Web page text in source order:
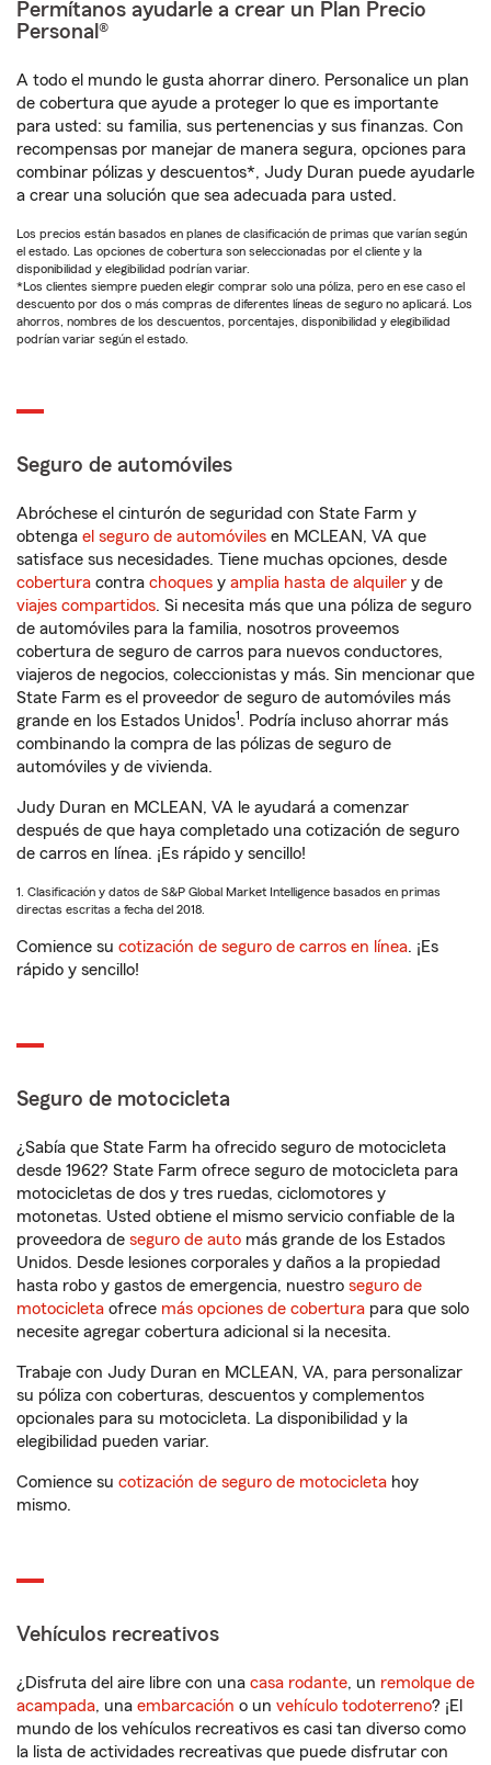
Permítanos ayudarle a crear un Plan Precio
Personal®
A todo el mundo le gusta ahorrar dinero. Personalice un plan
de cobertura que ayude a proteger lo que es importante
para usted: su familia, sus pertenencias y sus finanzas. Con
recompensas por manejar de manera segura, opciones para
combinar pólizas y descuentos*, Judy Duran puede ayudarle
a crear una solución que sea adecuada para usted.
Los precios están basados en planes de clasificación de primas que varían según
el estado. Las opciones de cobertura son seleccionadas por el cliente y la
disponibilidad y elegibilidad podrían variar.
*Los clientes siempre pueden elegir comprar solo una póliza, pero en ese caso el
descuento por dos o más compras de diferentes líneas de seguro no aplicará. Los
ahorros, nombres de los descuentos, porcentajes, disponibilidad y elegibilidad
podrían variar según el estado.
Seguro de automóviles
Abróchese el cinturón de seguridad con State Farm y
obtenga el seguro de automóviles en MCLEAN, VA que
satisface sus necesidades. Tiene muchas opciones, desde
cobertura contra choques y amplia hasta de alquiler y de
viajes compartidos. Si necesita más que una póliza de seguro
de automóviles para la familia, nosotros proveemos
cobertura de seguro de carros para nuevos conductores,
viajeros de negocios, coleccionistas y más. Sin mencionar que
State Farm es el proveedor de seguro de automóviles más
grande en los Estados Unidos1. Podría incluso ahorrar más
combinando la compra de las pólizas de seguro de
automóviles y de vivienda.
Judy Duran en MCLEAN, VA le ayudará a comenzar
después de que haya completado una cotización de seguro
de carros en línea. ¡Es rápido y sencillo!
1. Clasificación y datos de S&P Global Market Intelligence basados en primas
directas escritas a fecha del 2018.
Comience su cotización de seguro de carros en línea. ¡Es
rápido y sencillo!
Seguro de motocicleta
¿Sabía que State Farm ha ofrecido seguro de motocicleta
desde 1962? State Farm ofrece seguro de motocicleta para
motocicletas de dos y tres ruedas, ciclomotores y
motonetas. Usted obtiene el mismo servicio confiable de la
proveedora de seguro de auto más grande de los Estados
Unidos. Desde lesiones corporales y daños a la propiedad
hasta robo y gastos de emergencia, nuestro seguro de
motocicleta ofrece más opciones de cobertura para que solo
necesite agregar cobertura adicional si la necesita.
Trabaje con Judy Duran en MCLEAN, VA, para personalizar
su póliza con coberturas, descuentos y complementos
opcionales para su motocicleta. La disponibilidad y la
elegibilidad pueden variar.
Comience su cotización de seguro de motocicleta hoy
mismo.
Vehículos recreativos
¿Disfruta del aire libre con una casa rodante, un remolque de
acampada, una embarcación o un vehículo todoterreno? ¡El
mundo de los vehículos recreativos es casi tan diverso como
la lista de actividades recreativas que puede disfrutar con